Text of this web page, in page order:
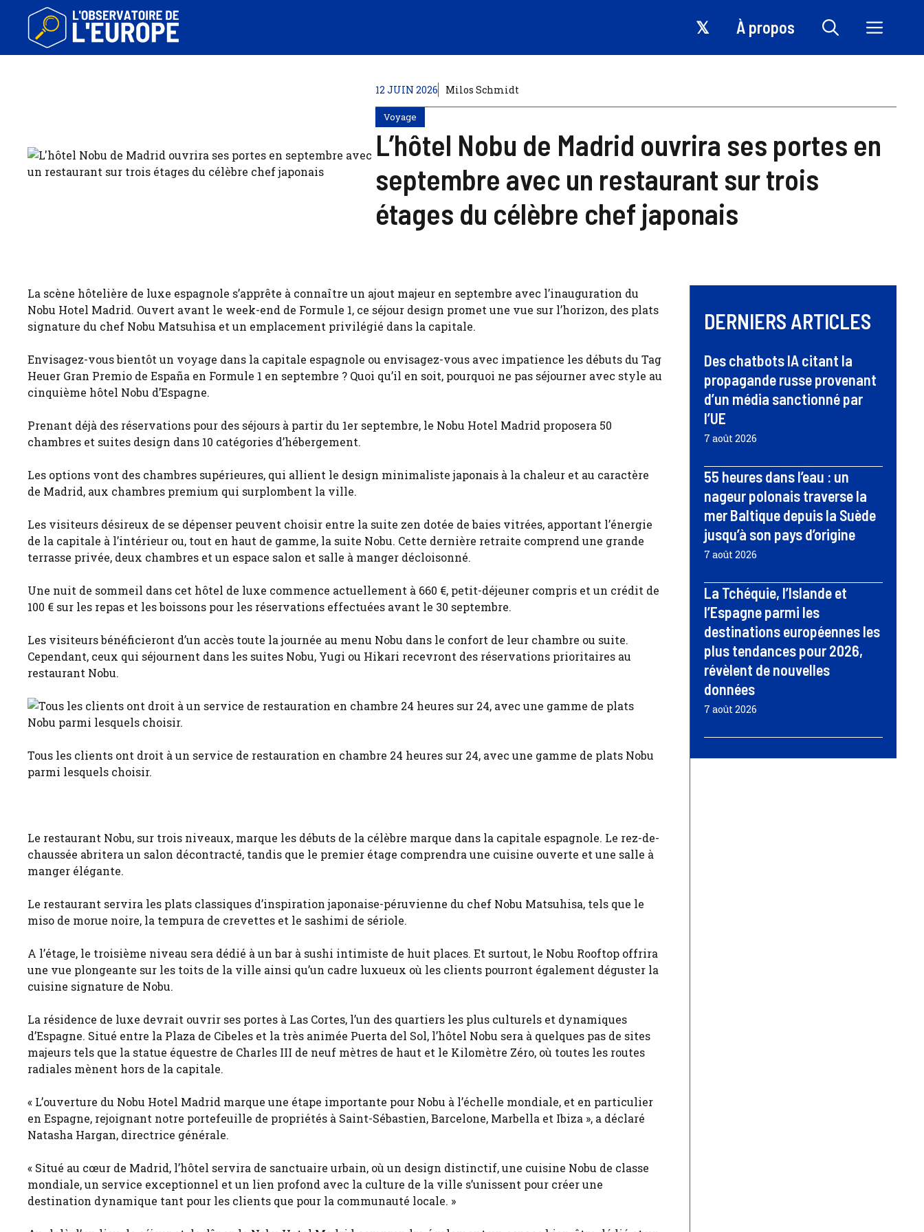
contenu
𝕏 À propos
12 JUIN 2026 Milos Schmidt
Voyage
L’hôtel Nobu de Madrid ouvrira ses portes en
septembre avec un restaurant sur trois
étages du célèbre chef japonais
La scène hôtelière de luxe espagnole s’apprête à connaître un ajout majeur en septembre avec l’inauguration du
Nobu Hotel Madrid. Ouvert avant le week-end de Formule 1, ce séjour design promet une vue sur l’horizon, des plats
signature du chef Nobu Matsuhisa et un emplacement privilégié dans la capitale.
Envisagez-vous bientôt un voyage dans la capitale espagnole ou envisagez-vous avec impatience les débuts du Tag
Heuer Gran Premio de España en Formule 1 en septembre ? Quoi qu’il en soit, pourquoi ne pas séjourner avec style au
cinquième hôtel Nobu d’Espagne.
Prenant déjà des réservations pour des séjours à partir du 1er septembre, le Nobu Hotel Madrid proposera 50
chambres et suites design dans 10 catégories d’hébergement.
Les options vont des chambres supérieures, qui allient le design minimaliste japonais à la chaleur et au caractère
de Madrid, aux chambres premium qui surplombent la ville.
Les visiteurs désireux de se dépenser peuvent choisir entre la suite zen dotée de baies vitrées, apportant l’énergie
de la capitale à l’intérieur ou, tout en haut de gamme, la suite Nobu. Cette dernière retraite comprend une grande
terrasse privée, deux chambres et un espace salon et salle à manger décloisonné.
Une nuit de sommeil dans cet hôtel de luxe commence actuellement à 660 €, petit-déjeuner compris et un crédit de
100 € sur les repas et les boissons pour les réservations effectuées avant le 30 septembre.
Les visiteurs bénéficieront d’un accès toute la journée au menu Nobu dans le confort de leur chambre ou suite.
Cependant, ceux qui séjournent dans les suites Nobu, Yugi ou Hikari recevront des réservations prioritaires au
restaurant Nobu.
Tous les clients ont droit à un service de restauration en chambre 24 heures sur 24, avec une gamme de plats Nobu
parmi lesquels choisir.
Le restaurant Nobu, sur trois niveaux, marque les débuts de la célèbre marque dans la capitale espagnole. Le rez-de-
chaussée abritera un salon décontracté, tandis que le premier étage comprendra une cuisine ouverte et une salle à
manger élégante.
Le restaurant servira les plats classiques d’inspiration japonaise-péruvienne du chef Nobu Matsuhisa, tels que le
miso de morue noire, la tempura de crevettes et le sashimi de sériole.
A l’étage, le troisième niveau sera dédié à un bar à sushi intimiste de huit places. Et surtout, le Nobu Rooftop offrira
une vue plongeante sur les toits de la ville ainsi qu’un cadre luxueux où les clients pourront également déguster la
cuisine signature de Nobu.
La résidence de luxe devrait ouvrir ses portes à Las Cortes, l’un des quartiers les plus culturels et dynamiques
d’Espagne. Situé entre la Plaza de Cibeles et la très animée Puerta del Sol, l’hôtel Nobu sera à quelques pas de sites
majeurs tels que la statue équestre de Charles III de neuf mètres de haut et le Kilomètre Zéro, où toutes les routes
radiales mènent hors de la capitale.
« L’ouverture du Nobu Hotel Madrid marque une étape importante pour Nobu à l’échelle mondiale, et en particulier
en Espagne, rejoignant notre portefeuille de propriétés à Saint-Sébastien, Barcelone, Marbella et Ibiza », a déclaré
Natasha Hargan, directrice générale.
« Situé au cœur de Madrid, l’hôtel servira de sanctuaire urbain, où un design distinctif, une cuisine Nobu de classe
mondiale, un service exceptionnel et un lien profond avec la culture de la ville s’unissent pour créer une
destination dynamique tant pour les clients que pour la communauté locale. »
DERNIERS ARTICLES
Des chatbots IA citant la
propagande russe provenant
d’un média sanctionné par
l’UE
7 août 2026
55 heures dans l’eau : un
nageur polonais traverse la
mer Baltique depuis la Suède
jusqu’à son pays d’origine
7 août 2026
La Tchéquie, l’Islande et
l’Espagne parmi les
destinations européennes les
plus tendances pour 2026,
révèlent de nouvelles
données
7 août 2026